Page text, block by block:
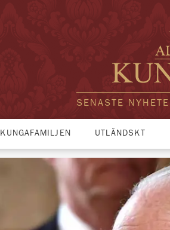
SENASTE
KUNGAFAMILJEN UTLÄNDSKT